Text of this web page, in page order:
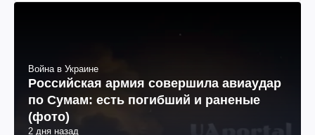
Война в Украине
Российская армия совершила авиаудар
по Сумам: есть погибший и раненые
(фото)
2 дня назад